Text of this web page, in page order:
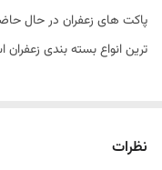
پاکت های زعفران در حال
ترین انواع بسته بندی
نظرات